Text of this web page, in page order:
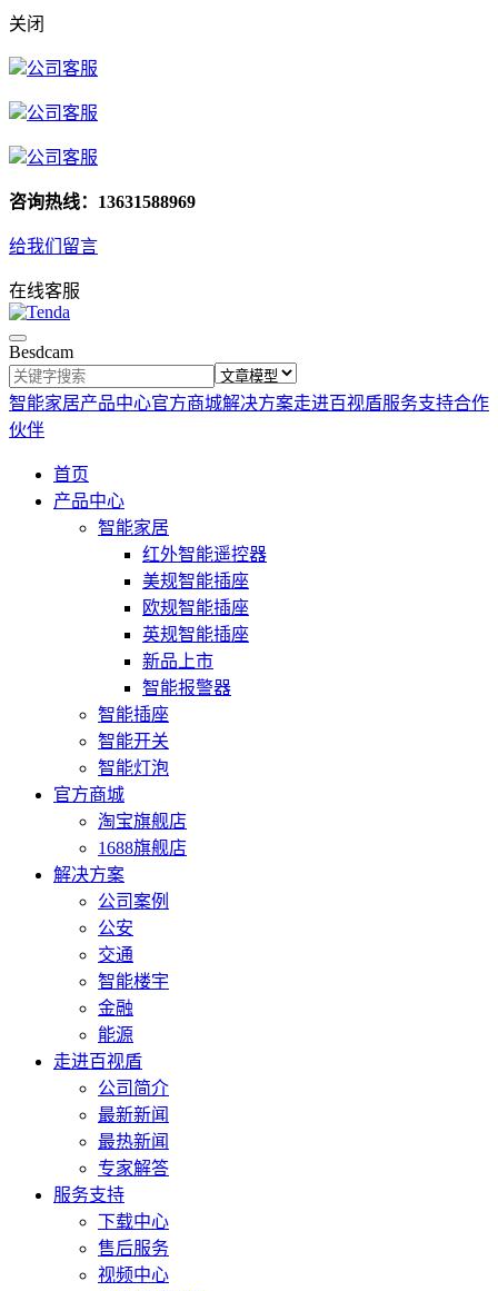
关闭
公司客服
公司客服
公司客服
咨询热线：13631588969
给我们留言
在线客服
Besdcam
智能家居产品中心官方商城解决方案走进百视盾服务支持合作
伙伴
首页
产品中心
智能家居
红外智能遥控器
美规智能插座
欧规智能插座
英规智能插座
新品上市
智能报警器
智能插座
智能开关
智能灯泡
官方商城
淘宝旗舰店
1688旗舰店
解决方案
公司案例
公安
交通
智能楼宇
金融
能源
走进百视盾
公司简介
最新新闻
最热新闻
专家解答
服务支持
下载中心
售后服务
视频中心